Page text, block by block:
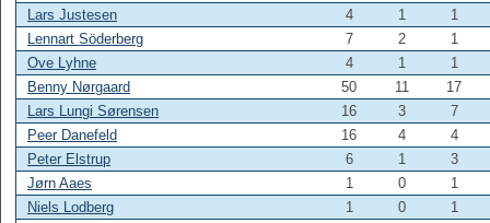
Lars Justesen
4 1
1
Lennart Söderberg
7 2
1
Ove Lyhne
4 1
1
Benny Nørgaard
50 11
17
Lars Lungi Sørensen
16 3
7
Peer Danefeld
16 4
4
Peter Elstrup
6 1
3
Jørn Aaes
1 0
1
Niels Lodberg
1 0
1